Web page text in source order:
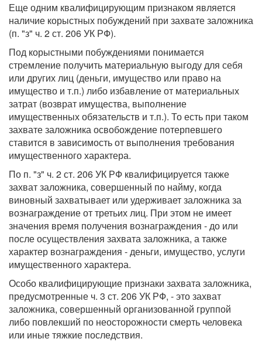
Еще одним квалифицирующим признаком является
наличие корыстных побуждений при захвате заложника
(п. "з" ч. 2 ст. 206 УК РФ).
Под корыстными побуждениями понимается
стремление получить материальную выгоду для себя
или других лиц (деньги, имущество или право на
имущество и т.п.) либо избавление от материальных
затрат (возврат имущества, выполнение
имущественных обязательств и т.п.). То есть при таком
захвате заложника освобождение потерпевшего
ставится в зависимость от выполнения требования
имущественного характера.
По п. "з" ч. 2 ст. 206 УК РФ квалифицируется также
захват заложника, совершенный по найму, когда
виновный захватывает или удерживает заложника за
вознаграждение от третьих лиц. При этом не имеет
значения время получения вознаграждения - до или
после осуществления захвата заложника, а также
характер вознаграждения - деньги, имущество, услуги
имущественного характера.
Особо квалифицирующие признаки захвата заложника,
предусмотренные ч. 3 ст. 206 УК РФ, - это захват
заложника, совершенный организованной группой
либо повлекший по неосторожности смерть человека
или иные тяжкие последствия.